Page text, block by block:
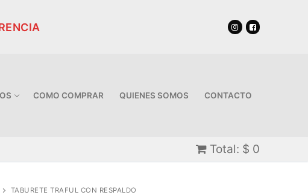
COMO COMPRAR QUIENES SOMOS CONTACTO
Total: $ 0
TABURETE TRAFUL CON RESPALDO